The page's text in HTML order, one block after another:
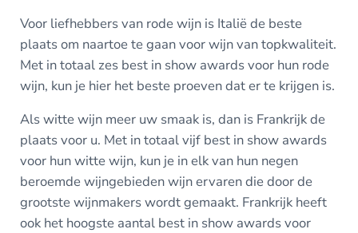
Voor liefhebbers van rode wijn is Italië de beste
plaats om naartoe te gaan voor wijn van topkwaliteit.
Met in totaal zes best in show awards voor hun rode
wijn, kun je hier het beste proeven dat er te krijgen is.
Als witte wijn meer uw smaak is, dan is Frankrijk de
plaats voor u. Met in totaal vijf best in show awards
voor hun witte wijn, kun je in elk van hun negen
beroemde wijngebieden wijn ervaren die door de
grootste wijnmakers wordt gemaakt. Frankrijk heeft
ook het hoogste aantal best in show awards voor